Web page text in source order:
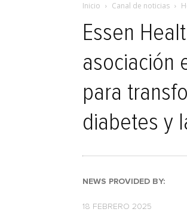
Inicio Canal de noticias
Essen
asociación
para
diabetes y
NEWS PROVIDED BY:
18 FEBRERO 2025